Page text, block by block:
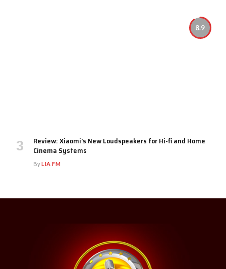
8.9
Review: Xiaomi’s New Loudspeakers for Hi-fi and Home
Cinema Systems
ByLIA FM